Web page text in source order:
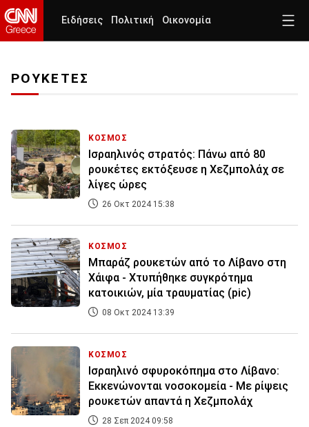
Ειδήσεις Πολιτική Οικονομία
ΡΟΥΚΕΤΕΣ
ΚΟΣΜΟΣ
Ισραηλινός στρατός: Πάνω από 80
ρουκέτες εκτόξευσε η Χεζμπολάχ σε
λίγες ώρες
26 Οκτ 2024 15:38
ΚΟΣΜΟΣ
Μπαράζ ρουκετών από το Λίβανο στη
Χάιφα - Χτυπήθηκε συγκρότημα
κατοικιών, μία τραυματίας (pic)
08 Οκτ 2024 13:39
ΚΟΣΜΟΣ
Ισραηλινό σφυροκόπημα στο Λίβανο:
Εκκενώνονται νοσοκομεία - Με ρίψεις
ρουκετών απαντά η Χεζμπολάχ
28 Σεπ 2024 09:58